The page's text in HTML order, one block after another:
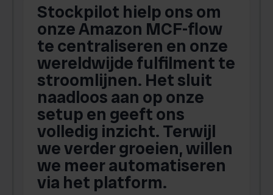
Stockpilot hielp ons om
onze Amazon MCF-flow
te centraliseren en onze
wereldwijde fulfilment te
stroomlijnen. Het sluit
naadloos aan op onze
setup en geeft ons
volledig inzicht. Terwijl
we verder groeien, willen
we meer automatiseren
via het platform.